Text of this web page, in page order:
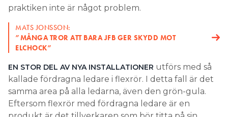
praktiken inte är något problem.
MATS JONSSON:
”MÅNGA TROR ATT BARA JFB GER SKYDD MOT
ELCHOCK”
EN STOR DEL AV NYA INSTALLATIONER utförs med så
kallade fördragna ledare i flexrör. I detta fall är det
samma area på alla ledarna, även den grön-gula.
Eftersom flexrör med fördragna ledare är en